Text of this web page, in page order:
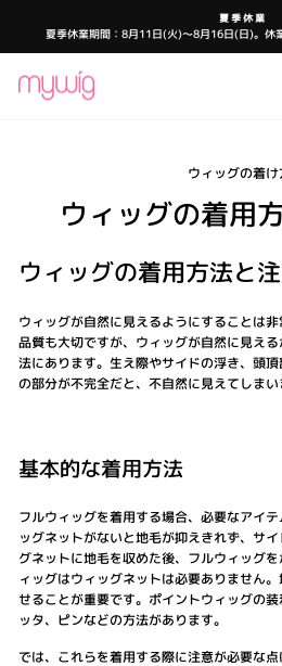
テ
ス
止
し
す
夏季休業
夏季休業期間：8月11日(火)～8月16日(日)。休
ウィッグの着け
ウィッグの着用
ウィッグの着用方法と
ウィッグが自然に見えるようにすることは
品質も大切ですが、ウィッグが自然に見え
法にあります。生え際やサイドの浮き、頭
の部分が不完全だと、不自然に見えてしまい
基本的な着用方法
フルウィッグを着用する場合、必要なアイ
ッグネットがないと地毛が抑えきれず、サ
グネットに地毛を収めた後、フルウィッグ
ィッグはウィッグネットは必要ありません
せることが重要です。ポイントウィッグの
ッタ、ピンなどの方法があります。
では、これらを着用する際に注意が必要な点